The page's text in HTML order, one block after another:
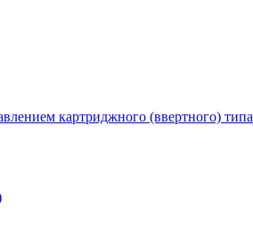
картриджного (ввертного) типа